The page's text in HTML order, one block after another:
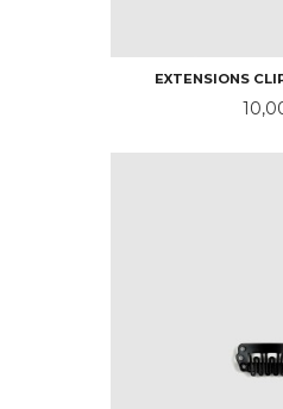
EXTENSIONS
Pris